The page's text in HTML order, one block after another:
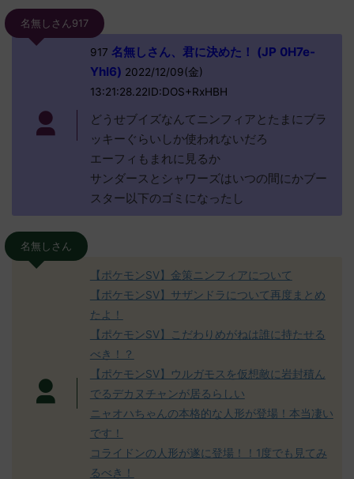
名無しさん917
917 名無しさん、君に決めた！ (JP 0H7e-
YhI6) 2022/12/09(金)
13:21:28.22ID:DOS+RxHBH
どうせブイズなんてニンフィアとたまにブラ
ッキーぐらいしか使われないだろ
エーフィもまれに見るか
サンダースとシャワーズはいつの間にかブー
スター以下のゴミになったし
名無しさん
【ポケモンSV】金策ニンフィアについて
【ポケモンSV】サザンドラについて再度まとめ
たよ！
【ポケモンSV】こだわりめがねは誰に持たせる
べき！？
【ポケモンSV】ウルガモスを仮想敵に岩封積ん
でるデカヌチャンが居るらしい
ニャオハちゃんの本格的な人形が登場！本当凄い
です！
コライドンの人形が遂に登場！！1度でも見てみ
るべき！